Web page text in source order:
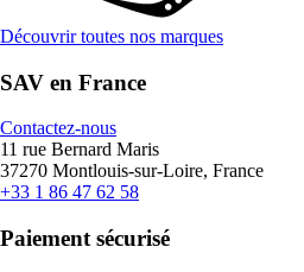
Découvrir toutes nos marques
SAV en France
Contactez-nous
11 rue Bernard Maris
37270 Montlouis-sur-Loire, France
+33 1 86 47 62 58
Paiement sécurisé